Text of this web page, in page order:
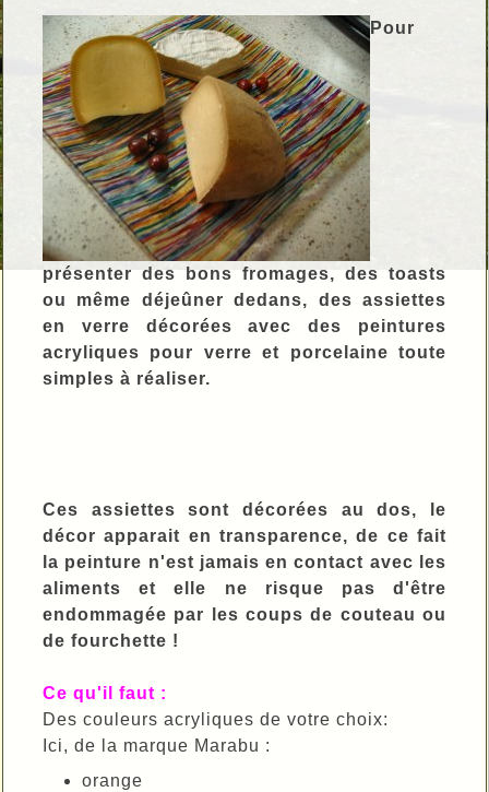
Pour
présenter des bons fromages, des toasts
ou même déjeûner dedans, des assiettes
en verre décorées avec des peintures
acryliques pour verre et porcelaine toute
simples à réaliser.
Ces assiettes sont décorées au dos, le
décor apparait en transparence, de ce fait
la peinture n'est jamais en contact avec les
aliments et elle ne risque pas d'être
endommagée par les coups de couteau ou
de fourchette !
Ce qu'il faut :
Des couleurs acryliques de votre choix:
Ici, de la marque Marabu :
orange